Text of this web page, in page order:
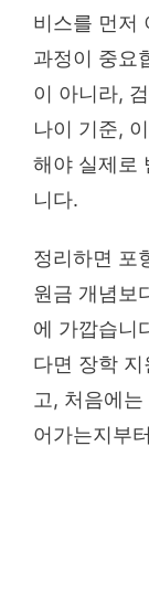
비스를 먼저
과정이 중요
이 아니라,
나이 기준,
해야 실제로
니다.
정리하면 포
원금 개념보
에 가깝습니
다면 장학
고, 처음에
어가는지부